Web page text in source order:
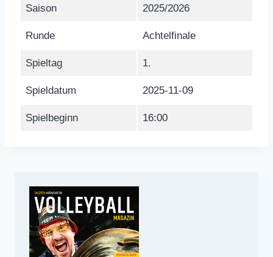
Saison 2025/2026
Runde Achtelfinale
Spieltag 1.
Spieldatum 2025-11-09
Spielbeginn 16:00